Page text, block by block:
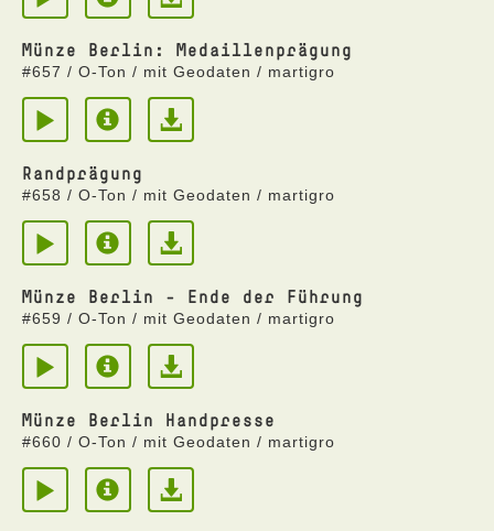
Münze Berlin: Medaillenprägung
#657 / O-Ton / mit Geodaten / martigro
Randprägung
#658 / O-Ton / mit Geodaten / martigro
Münze Berlin - Ende der Führung
#659 / O-Ton / mit Geodaten / martigro
Münze Berlin Handpresse
#660 / O-Ton / mit Geodaten / martigro